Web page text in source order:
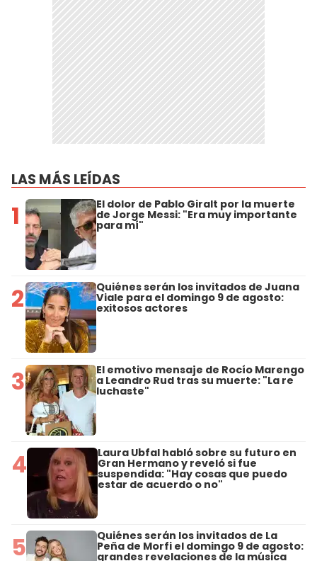
LAS MÁS LEÍDAS
1 El dolor de Pablo Giralt por la muerte
de Jorge Messi: "Era muy importante
para mí"
2 Quiénes serán los invitados de Juana
Viale para el domingo 9 de agosto:
exitosos actores
3 El emotivo mensaje de Rocío Marengo
a Leandro Rud tras su muerte: "La re
luchaste"
4 Laura Ubfal habló sobre su futuro en
Gran Hermano y reveló si fue
suspendida: "Hay cosas que puedo
estar de acuerdo o no"
5 Quiénes serán los invitados de La
Peña de Morfi el domingo 9 de agosto:
grandes revelaciones de la música